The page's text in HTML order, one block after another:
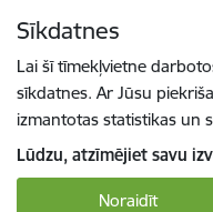
Sīkdatnes
Lai šī tīmekļvietne
sīkdatnes. Ar Jūsu
izmantotas statistikas un
Lūdzu, atzīmējiet savu
Noraidīt